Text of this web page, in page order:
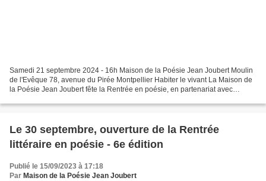
Samedi 21 septembre 2024 - 16h Maison de la Poésie Jean Joubert Moulin
de l'Evêque 78, avenue du Pirée Montpellier Habiter le vivant La Maison de
la Poésie Jean Joubert fête la Rentrée en poésie, en partenariat avec
Le 30 septembre, ouverture de la Rentrée
littéraire en poésie - 6e édition
Publié le 15/09/2023 à 17:18
Par Maison de la Poésie Jean Joubert